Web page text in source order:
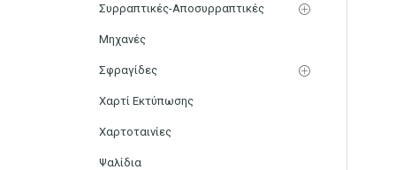
Συρραπτικές-Αποσυρραπτικές
Μηχανές
Σφραγίδες
Χαρτί Εκτύπωσης
Χαρτοταινίες
Ψαλίδια